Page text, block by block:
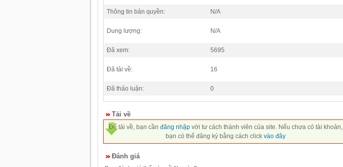
Thông tin bản quyền: N/A
Dung lượng: N/A
Đã xem: 5695
Đã tải về: 16
Đã thảo luận: 0
Tải về
Để tải về, bạn cần đăng nhập với tư cách thành viên của site. Nếu chưa có tài khoản,
bạn có thể đăng ký bằng cách click vào đây
Đánh giá